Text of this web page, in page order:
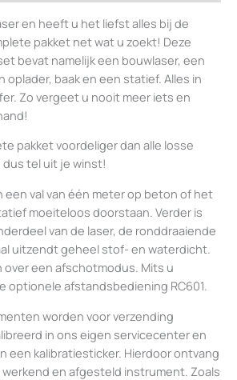
en heeft u het liefst alles bij de
pakket net wat u zoekt! Deze
bevat namelijk een bouwlaser, een
oplader, baak en een statief. Alles in
Zo vergeet u nooit meer iets en
pakket voordeliger dan alle losse
tel uit je winst!
een val van één meter op beton of het
moeiteloos doorstaan. Verder is
van de laser, de ronddraaiende
uitzendt geheel stof- en waterdicht.
over een afschotmodus. Mits u
optionele afstandsbediening RC601.
worden voor verzending
in ons eigen servicecenter en
een kalibratiesticker. Hierdoor ontvang
en afgesteld instrument. Zoals